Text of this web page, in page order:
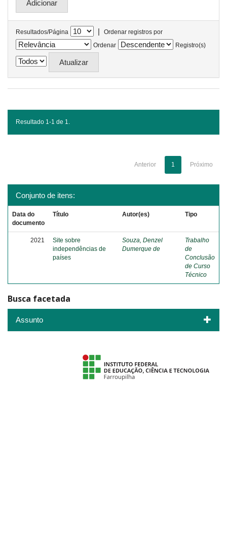
Resultados/Página |
Ordenar registros por
Ordenar
Registro(s)
Resultado 1-1 de 1.
Anterior 1 Próximo
Conjunto de itens:
Data do
documento
Título Autor(es) Tipo
2021
Site sobre
independências de
países
Souza, Denzel
Dumerque de
Trabalho
de
Conclusão
de Curso
Técnico
Busca facetada
Assunto